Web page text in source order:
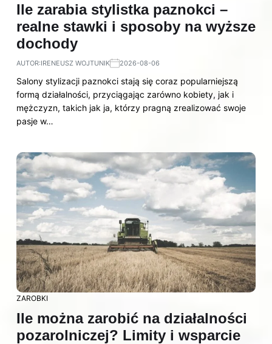
Ile zarabia stylistka paznokci –
realne stawki i sposoby na wyższe
dochody
AUTOR:IRENEUSZ WOJTUNIK 2026-08-06
Salony stylizacji paznokci stają się coraz popularniejszą
formą działalności, przyciągając zarówno kobiety, jak i
mężczyzn, takich jak ja, którzy pragną zrealizować swoje
pasje w…
ZAROBKI
Ile można zarobić na działalności
pozarolniczej? Limity i wsparcie